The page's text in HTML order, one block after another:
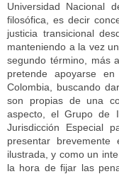
Universidad Nacional
filosófica, es decir
justicia transicional
manteniendo a la vez
segundo término, más
pretende apoyarse
Colombia, buscando
son propias de una
aspecto, el Grupo de
Jurisdicción Especial
presentar
ilustrada, y como un
la hora de fijar las